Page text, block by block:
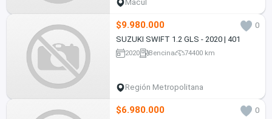
Macul
$9.980.000
0
SUZUKI SWIFT 1.2 GLS - 2020 | 401
2020 Bencina 74400 km
Región Metropolitana
$6.980.000
0